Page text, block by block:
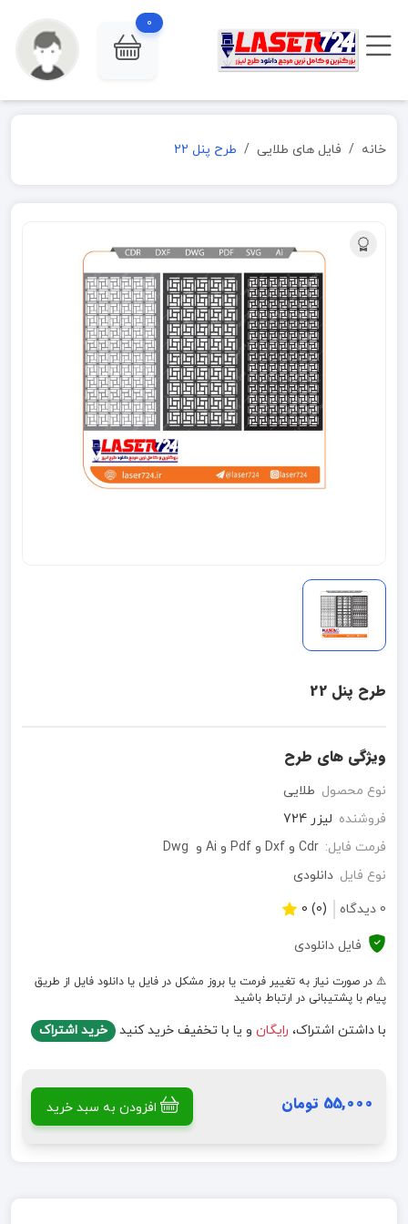
0
خانه فایل های طلایی طرح پنل 22
طرح پنل 22
ویژگی های طرح
نوع محصول طلایی
فروشنده لیزر 724
فرمت فایل: Cdr و Dxf و Pdf و Ai و Dwg
نوع فایل دانلودی
0 دیدگاه
(0) 0
فایل دانلودی
⚠️ در صورت نیاز به تغییر فرمت یا بروز مشکل در فایل یا دانلود فایل از طریق
پیام با پشتیبانی در ارتباط باشید
با داشتن اشتراک، رایگان و یا با تخفیف خرید کنید خرید اشتراک
55,000 تومان افزودن به سبد خرید